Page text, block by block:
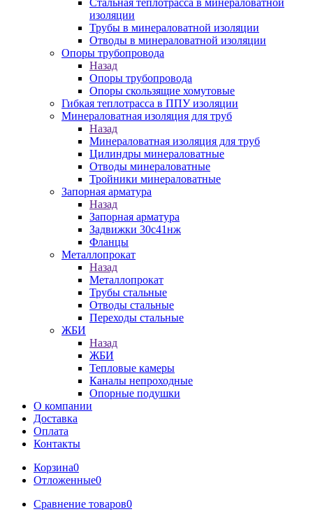
Стальная теплотрасса в минераловатной
изоляции
Трубы в минераловатной изоляции
Отводы в минераловатной изоляции
Опоры трубопровода
Назад
Опоры трубопровода
Опоры скользящие хомутовые
Гибкая теплотрасса в ППУ изоляции
Минераловатная изоляция для труб
Назад
Минераловатная изоляция для труб
Цилиндры минераловатные
Отводы минераловатные
Тройники минераловатные
Запорная арматура
Назад
Запорная арматура
Задвижки 30с41нж
Фланцы
Металлопрокат
Назад
Металлопрокат
Трубы стальные
Отводы стальные
Переходы стальные
ЖБИ
Назад
ЖБИ
Тепловые камеры
Каналы непроходные
Опорные подушки
О компании
Доставка
Оплата
Контакты
Корзина0
Отложенные0
Сравнение товаров0